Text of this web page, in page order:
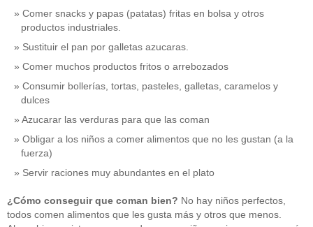
Comer snacks y papas (patatas) fritas en bolsa y otros
productos industriales.
Sustituir el pan por galletas azucaras.
Comer muchos productos fritos o arrebozados
Consumir bollerías, tortas, pasteles, galletas, caramelos y
dulces
Azucarar las verduras para que las coman
Obligar a los niños a comer alimentos que no les gustan (a la
fuerza)
Servir raciones muy abundantes en el plato
¿Cómo conseguir que coman bien? No hay niños perfectos,
todos comen alimentos que les gusta más y otros que menos.